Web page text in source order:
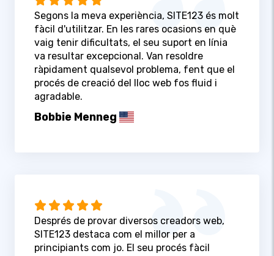
Segons la meva experiència, SITE123 és molt
fàcil d'utilitzar. En les rares ocasions en què
vaig tenir dificultats, el seu suport en línia
va resultar excepcional. Van resoldre
ràpidament qualsevol problema, fent que el
procés de creació del lloc web fos fluid i
agradable.
Bobbie Menneg
Després de provar diversos creadors web,
SITE123 destaca com el millor per a
principiants com jo. El seu procés fàcil